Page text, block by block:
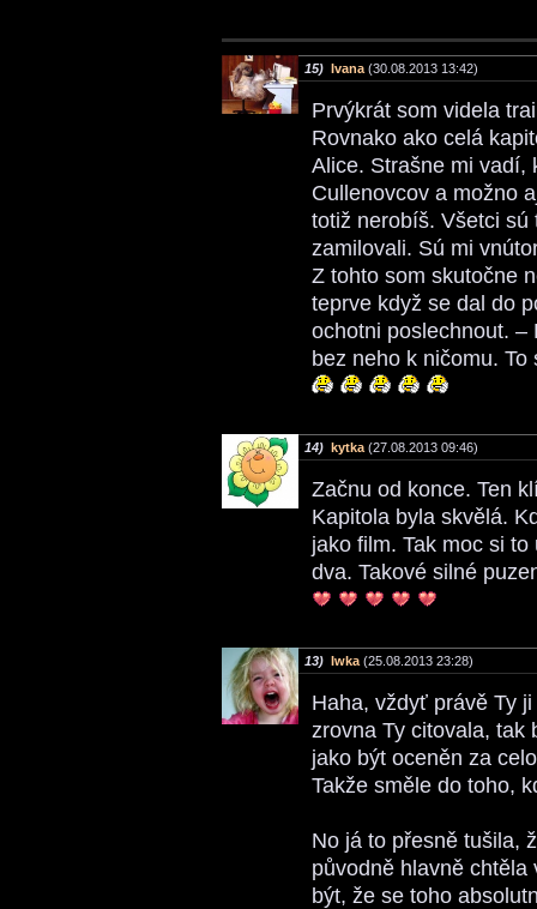
15) Ivana (30.08.2013 13:42)
Prvýkrát som videla
Rovnako ako celá
Alice. Strašne mi vadí,
Cullenovcov a možno
totiž nerobíš. Všetci sú
zamilovali. Sú mi
Z tohto som skutočne
teprve když se dal do
ochotni poslechnout. –
bez neho k ničomu.
14) kytka (27.08.2013 09:46)
Začnu od konce. Ten
Kapitola byla skvělá.
jako film. Tak moc si
dva. Takové silné
13) Iwka (25.08.2013 23:28)
Haha, vždyť právě Ty
zrovna Ty citovala, tak
jako být oceněn za
Takže směle do toho,
No já to přesně tušila,
původně hlavně
být, že se toho